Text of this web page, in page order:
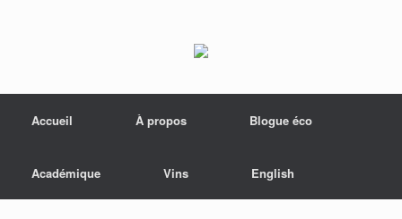
Accueil
À propos Blogue éco
Académique Vins English